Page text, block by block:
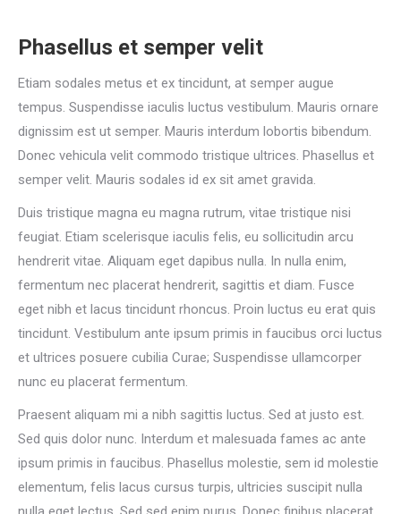
Phasellus et semper velit
Etiam sodales metus et ex tincidunt, at semper augue
tempus. Suspendisse iaculis luctus vestibulum. Mauris ornare
dignissim est ut semper. Mauris interdum lobortis bibendum.
Donec vehicula velit commodo tristique ultrices. Phasellus et
semper velit. Mauris sodales id ex sit amet gravida.
Duis tristique magna eu magna rutrum, vitae tristique nisi
feugiat. Etiam scelerisque iaculis felis, eu sollicitudin arcu
hendrerit vitae. Aliquam eget dapibus nulla. In nulla enim,
fermentum nec placerat hendrerit, sagittis et diam. Fusce
eget nibh et lacus tincidunt rhoncus. Proin luctus eu erat quis
tincidunt. Vestibulum ante ipsum primis in faucibus orci luctus
et ultrices posuere cubilia Curae; Suspendisse ullamcorper
nunc eu placerat fermentum.
Praesent aliquam mi a nibh sagittis luctus. Sed at justo est.
Sed quis dolor nunc. Interdum et malesuada fames ac ante
ipsum primis in faucibus. Phasellus molestie, sem id molestie
elementum, felis lacus cursus turpis, ultricies suscipit nulla